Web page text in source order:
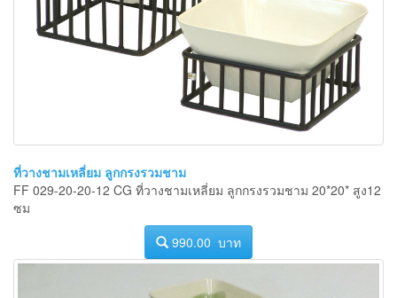
ที่วางชามเหลี่ยม ลูกกรงรวมชาม
FF 029-20-20-12 CG ที่วางชามเหลี่ยม ลูกกรงรวมชาม 20*20* สูง12
ซม
990.00 บาท